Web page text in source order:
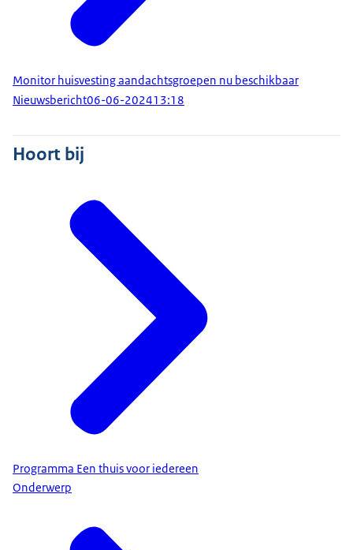
Monitor huisvesting aandachtsgroepen nu beschikbaar
Nieuwsbericht06-06-202413:18
Hoort bij
Programma Een thuis voor iedereen
Onderwerp